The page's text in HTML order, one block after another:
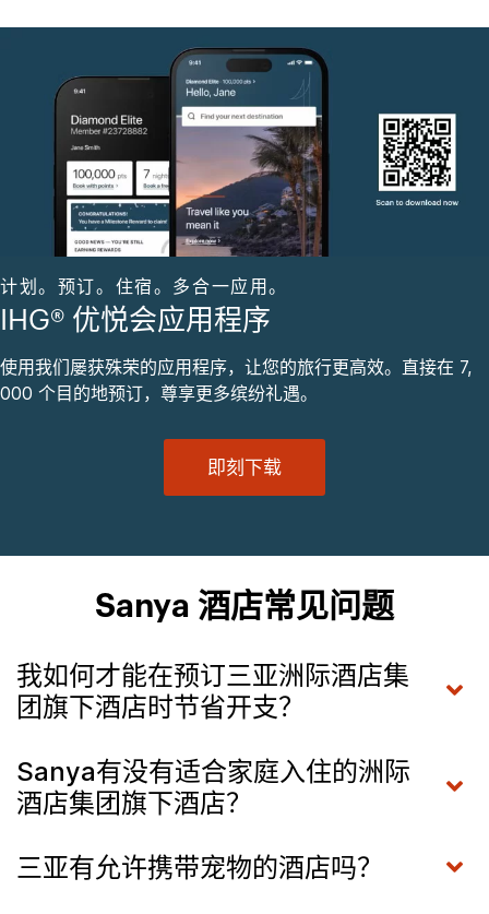
计划。预订。住宿。多合一应用。
IHG® 优悦会应用程序
使用我们屡获殊荣的应用程序，让您的旅行更高效。直接在 7,
000 个目的地预订，尊享更多缤纷礼遇。
即刻下载
Sanya 酒店常见问题
我如何才能在预订三亚洲际酒店集
团旗下酒店时节省开支？
Sanya有没有适合家庭入住的洲际
酒店集团旗下酒店？
三亚有允许携带宠物的酒店吗？